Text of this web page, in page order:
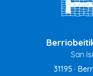
San
31195 ·